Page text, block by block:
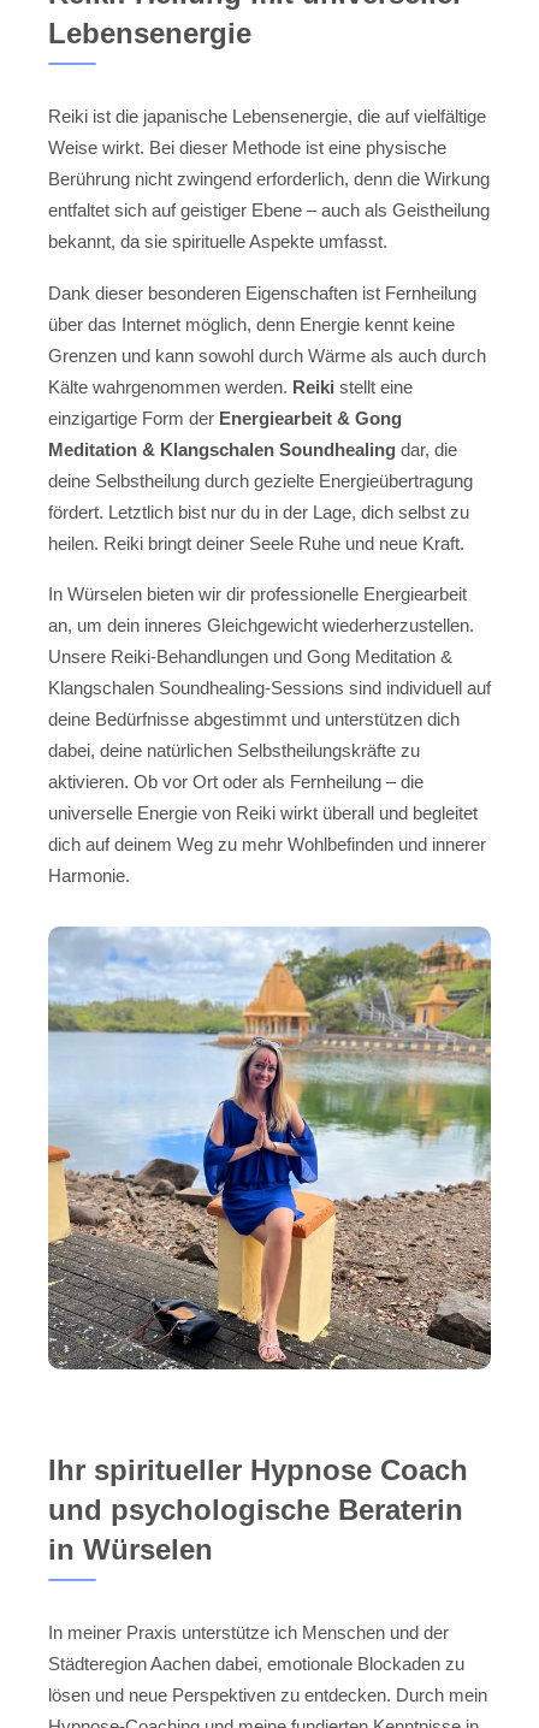
Lebensenergie
Reiki ist die japanische Lebensenergie, die auf vielfältige
Weise wirkt. Bei dieser Methode ist eine physische
Berührung nicht zwingend erforderlich, denn die Wirkung
entfaltet sich auf geistiger Ebene – auch als Geistheilung
bekannt, da sie spirituelle Aspekte umfasst.
Dank dieser besonderen Eigenschaften ist Fernheilung
über das Internet möglich, denn Energie kennt keine
Grenzen und kann sowohl durch Wärme als auch durch
Kälte wahrgenommen werden. Reiki stellt eine
einzigartige Form der Energiearbeit & Gong
Meditation & Klangschalen Soundhealing dar, die
deine Selbstheilung durch gezielte Energieübertragung
fördert. Letztlich bist nur du in der Lage, dich selbst zu
heilen. Reiki bringt deiner Seele Ruhe und neue Kraft.
In Würselen bieten wir dir professionelle Energiearbeit
an, um dein inneres Gleichgewicht wiederherzustellen.
Unsere Reiki-Behandlungen und Gong Meditation &
Klangschalen Soundhealing-Sessions sind individuell auf
deine Bedürfnisse abgestimmt und unterstützen dich
dabei, deine natürlichen Selbstheilungskräfte zu
aktivieren. Ob vor Ort oder als Fernheilung – die
universelle Energie von Reiki wirkt überall und begleitet
dich auf deinem Weg zu mehr Wohlbefinden und innerer
Harmonie.
Ihr spiritueller Hypnose Coach
und psychologische Beraterin
in Würselen
In meiner Praxis unterstütze ich Menschen und der
Städteregion Aachen dabei, emotionale Blockaden zu
lösen und neue Perspektiven zu entdecken. Durch mein